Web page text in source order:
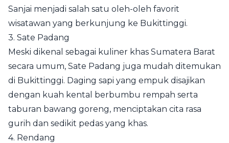
Sanjai menjadi salah satu oleh-oleh favorit
wisatawan yang berkunjung ke Bukittinggi.
3. Sate Padang
Meski dikenal sebagai kuliner khas Sumatera Barat
secara umum, Sate Padang juga mudah ditemukan
di Bukittinggi. Daging sapi yang empuk disajikan
dengan kuah kental berbumbu rempah serta
taburan bawang goreng, menciptakan cita rasa
gurih dan sedikit pedas yang khas.
4. Rendang